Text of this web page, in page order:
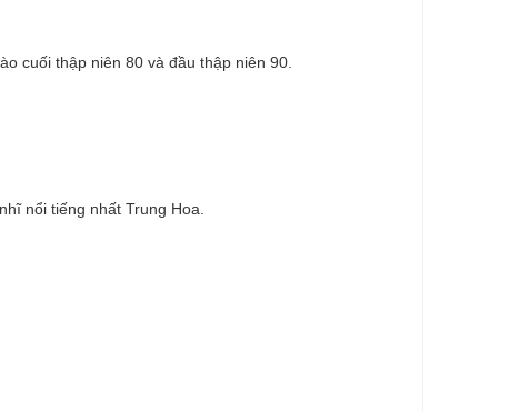
cuối thập niên 80 và đầu thập niên 90.
nổi tiếng nhất Trung Hoa.